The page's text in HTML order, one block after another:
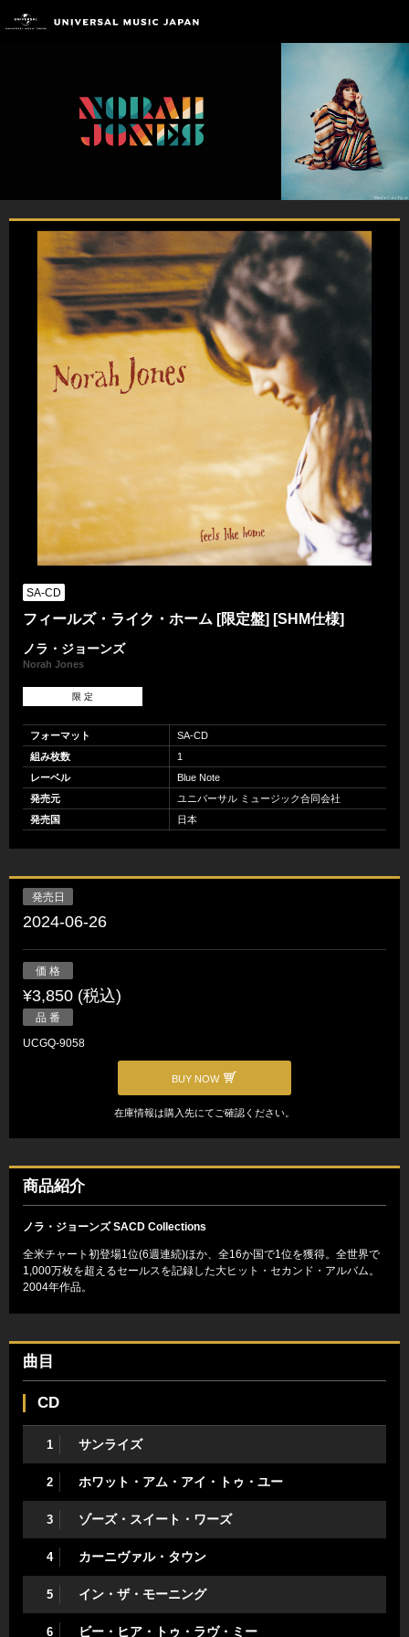
SA-CD
フィールズ・ライク・ホーム [限定盤] [SHM仕様]
ノラ・ジョーンズ
Norah Jones
限 定
フォーマット
SA-CD
組み枚数
1
レーベル
Blue Note
発売元
ユニバーサル ミュージック合同会社
発売国
日本
発売日
2024-06-26
価 格
¥3,850 (税込)
品 番
UCGQ-9058
BUY NOW
在庫情報は購入先にてご確認ください。
商品紹介
ノラ・ジョーンズ SACD Collections
全米チャート初登場1位(6週連続)ほか、全16か国で1位を獲得。全世界で
1,000万枚を超えるセールスを記録した大ヒット・セカンド・アルバム。
2004年作品。
曲目
CD
1 サンライズ
2 ホワット・アム・アイ・トゥ・ユー
3 ゾーズ・スイート・ワーズ
4 カーニヴァル・タウン
5 イン・ザ・モーニング
6 ビー・ヒア・トゥ・ラヴ・ミー